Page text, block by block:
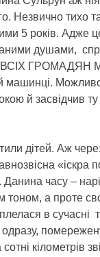
Незвично тихо
5 років. Адже
душами,
ВСІХ ГРОМАДЯН
й засвідчив
дітей. Аж
«іскра
часу –
тоном, а проте
в сучасні
одразу,
кілометрів